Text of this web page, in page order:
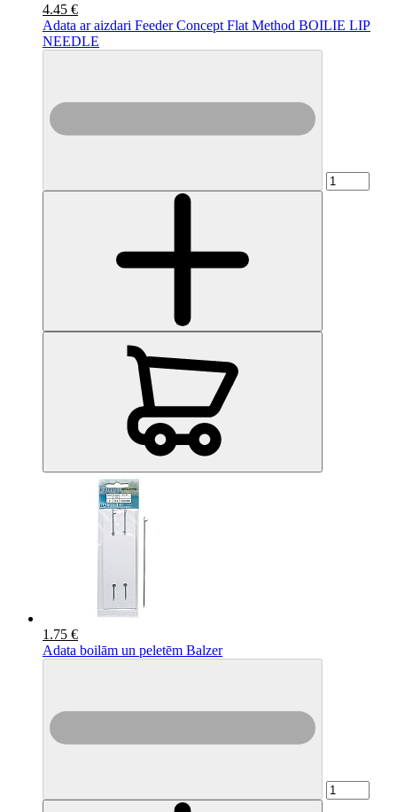
4.45 €
Adata ar aizdari Feeder Concept Flat Method BOILIE LIP
NEEDLE
1.75 €
Adata boilām un peletēm Balzer